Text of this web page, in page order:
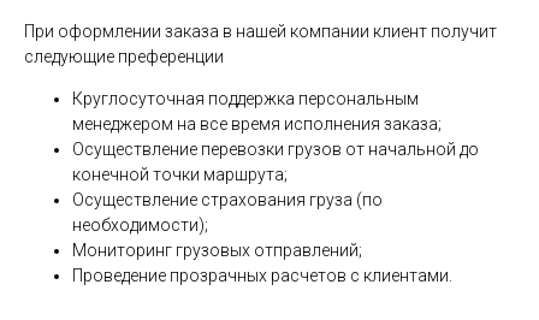
При оформлении заказа в нашей компании клиент получит
следующие преференции
Круглосуточная поддержка персональным
менеджером на все время исполнения заказа;
Осуществление перевозки грузов от начальной до
конечной точки маршрута;
Осуществление страхования груза (по
необходимости);
Мониторинг грузовых отправлений;
Проведение прозрачных расчетов с клиентами.